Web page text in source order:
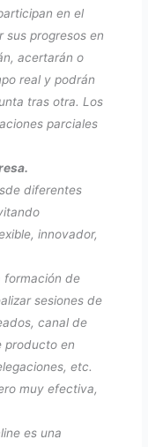
en el
sus progresos en
acertarán o
real y podrán
tras otra. Los
parciales
diferentes
innovador,
formación de
sesiones de
canal de
producto en
etc.
muy efectiva,
es una